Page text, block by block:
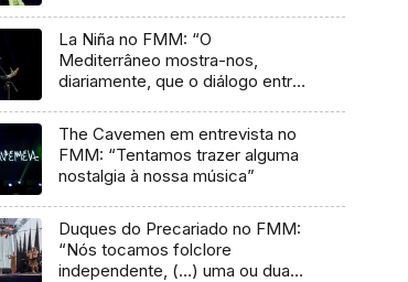
La Niña no FMM: “O
Mediterrâneo mostra-nos,
diariamente, que o diálogo entre
The Cavemen em entrevista no
FMM: “Tentamos trazer alguma
nostalgia à nossa música”
Duques do Precariado no FMM:
“Nós tocamos folclore
independente, (…) uma ou duas